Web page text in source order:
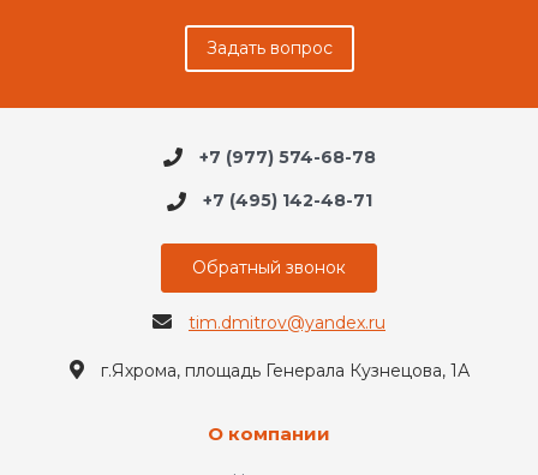
Задать вопрос
+7 (977) 574-68-78
+7 (495) 142-48-71
Обратный звонок
tim.dmitrov@yandex.ru
г.Яхрома, площадь Генерала Кузнецова, 1А
О компании